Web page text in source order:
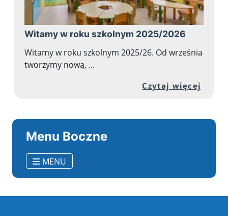
Menu Boczne
MENU
Witamy w roku szkolnym 2025/2026
Witamy w roku szkolnym 2025/26. Od września
tworzymy nową, ...
Czytaj więcej